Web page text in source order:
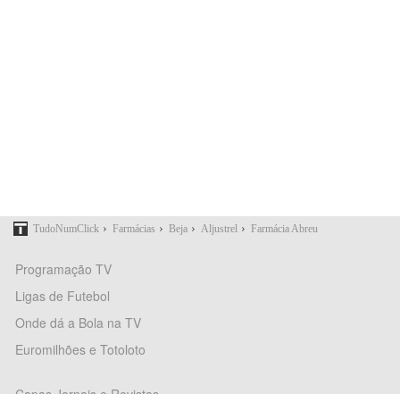
TudoNumClick › Farmácias › Beja › Aljustrel › Farmácia Abreu
Programação TV
Ligas de Futebol
Onde dá a Bola na TV
Euromilhões e Totoloto